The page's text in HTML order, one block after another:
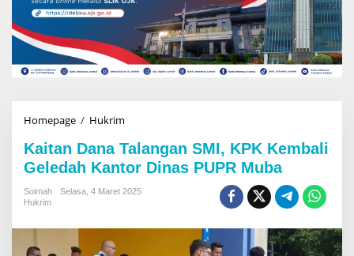
Homepage / Hukrim
i
t
a
n
Kaitan Dana Talangan SMI, KPK Kembali
Geledah Kantor Dinas PUPR Muba
Soimah
Selasa, 4 Maret 2025
Hukrim